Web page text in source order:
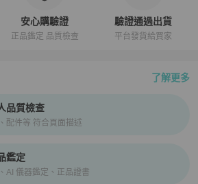
安心購驗證
正品鑑定 品質檢查
驗證通過出貨
平台發貨給買家
了解更多
證、安心購檢驗流程介紹
品質檢查
配件等 符合頁面描述
鑑定
AI 儀器鑑定、正品證書